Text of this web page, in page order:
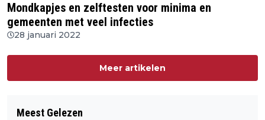
Mondkapjes en zelftesten voor minima en
gemeenten met veel infecties
28 januari 2022
Meer artikelen
Meest Gelezen